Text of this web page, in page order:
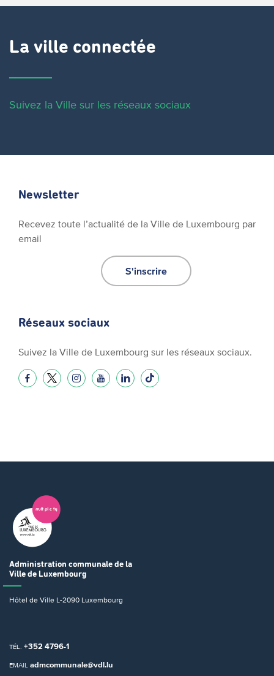
La ville connectée
Suivez la Ville sur les réseaux sociaux
Newsletter
Recevez toute l’actualité de la Ville de Luxembourg par
email
S'inscrire
Réseaux sociaux
Suivez la Ville de Luxembourg sur les réseaux sociaux.
Administration communale de la
Ville de Luxembourg
Hôtel de Ville L-2090 Luxembourg
TÉL. +352 4796-1
EMAIL admcommunale@vdl.lu